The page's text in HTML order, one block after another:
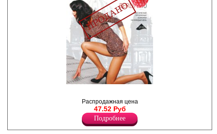
торсом, шортики.
Плотность 40ден
Лайкра 10%
Полиамид 90%
Распродажная цена
47.52 Руб
Подробнее